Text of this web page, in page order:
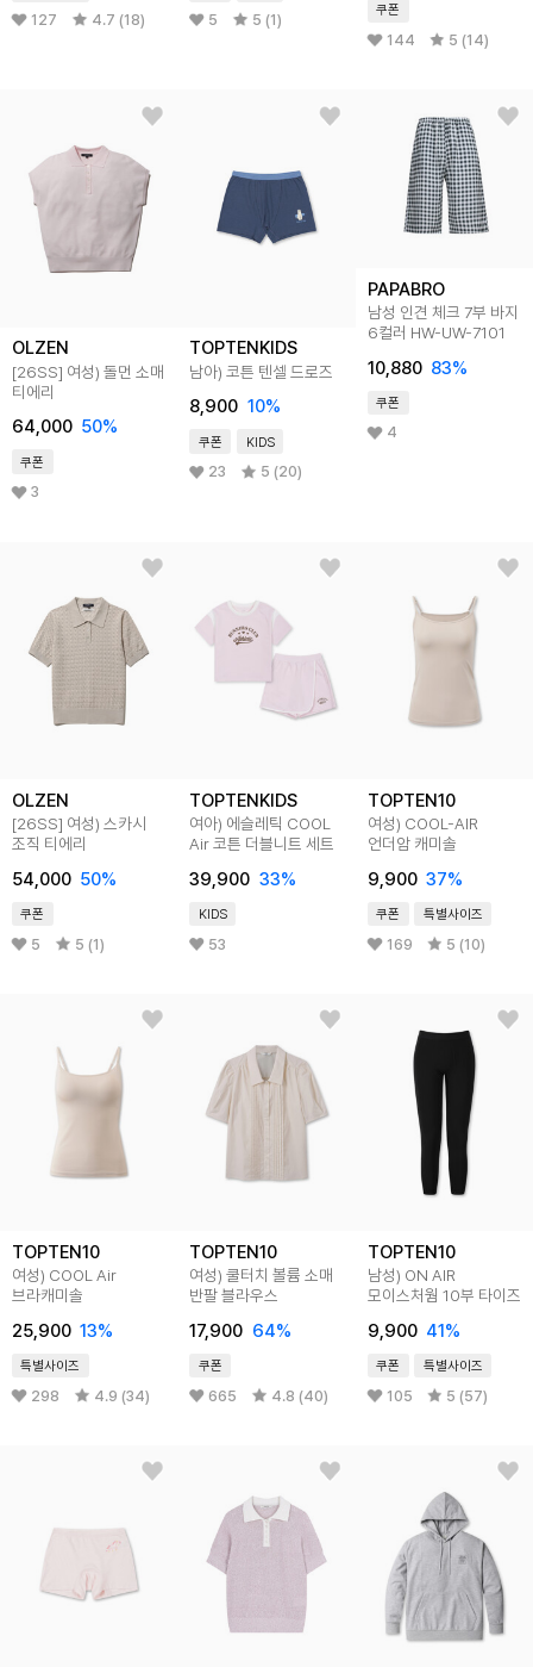
127 4.7 (18) 5 5 (1)
쿠폰
144 5 (14)
OLZEN
[26SS] 여성) 돌먼 소매
티에리
64,000 50%
쿠폰
3
TOPTENKIDS
남아) 코튼 텐셀 드로즈
8,900 10%
쿠폰 KIDS
23 5 (20)
PAPABRO
남성 인견 체크 7부 바지
6컬러 HW-UW-7101
10,880 83%
쿠폰
4
OLZEN
[26SS] 여성) 스카시
조직 티에리
54,000 50%
쿠폰
5 5 (1)
TOPTENKIDS
여아) 에슬레틱 COOL
Air 코튼 더블니트 세트
39,900 33%
KIDS
53
TOPTEN10
여성) COOL-AIR
언더암 캐미솔
9,900 37%
쿠폰 특별사이즈
169 5 (10)
TOPTEN10
여성) COOL Air
브라캐미솔
25,900 13%
특별사이즈
298 4.9 (34)
TOPTEN10
여성) 쿨터치 볼륨 소매
반팔 블라우스
17,900 64%
쿠폰
665 4.8 (40)
TOPTEN10
남성) ON AIR
모이스처웜 10부 타이즈
9,900 41%
쿠폰 특별사이즈
105 5 (57)